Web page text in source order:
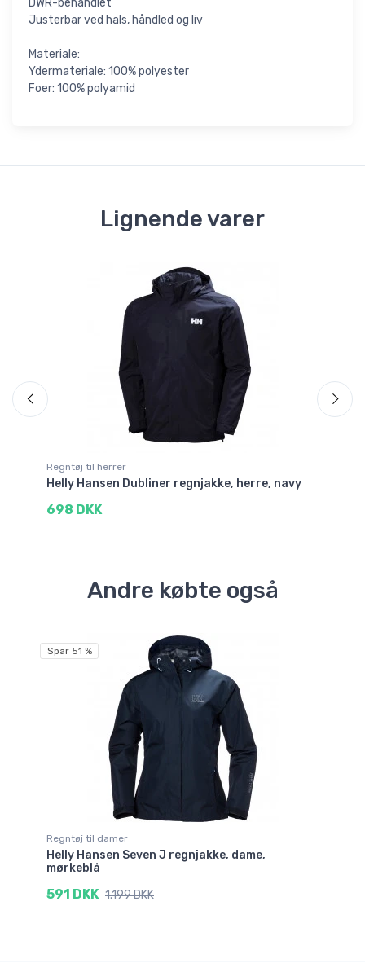
Justerbar ved hals, håndled og liv
Materiale:
Ydermateriale: 100% polyester
Foer: 100% polyamid
Lignende varer
Regntøj til herrer
Helly Hansen Dubliner regnjakke, herre, navy
698 DKK
Andre købte også
Spar 51 %
Regntøj til damer
Helly Hansen Seven J regnjakke, dame,
mørkeblå
591 DKK 1.199 DKK